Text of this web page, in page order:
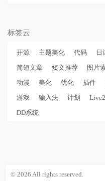
标签云
开源 主题美化 代码 日
简短文章
短文推荐 图片
动漫
美化 优化 插件
游戏
输入法 计划
DD系统
© 2026 All rights reserved.